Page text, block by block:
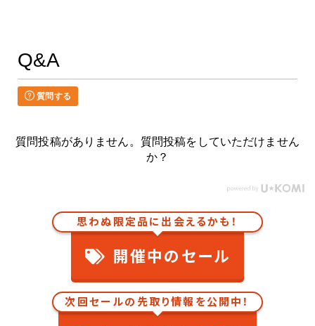
Q&A
質問する
質問投稿がありません。質問投稿をしていただけません
か？
思わぬ限定品に出会えるかも！
開催中のセール
次回セールの先取り情報を公開中！